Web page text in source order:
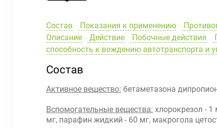
Состав Показания к применению
Описание
Действие Побочные действия
способность к вождению автотранспорта и
Состав
Активное вещество: бетаметазона
Вспомогательные вещества: хлорокрезол -
мг, парафин жидкий - 60 мг, макрогола